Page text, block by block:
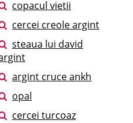
copacul vietii
cercei creole argint
steaua lui david
argint cruce ankh
opal
cercei turcoaz